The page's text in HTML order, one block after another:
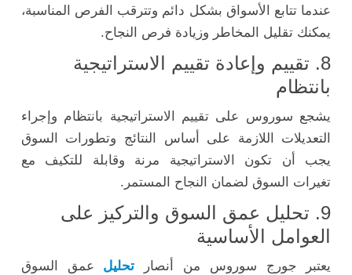
عندما تتابع الأسواق بشكل دائم وتترقب الفرص المناسبة،
يمكنك تقليل المخاطر وزيادة فرص النجاح.
8. تقييم وإعادة تقييم الاستراتيجية
بانتظام
يشجع سوروس على تقييم الاستراتيجية بانتظام وإجراء
التعديلات اللازمة على أساس النتائج وتطورات السوق
يجب أن تكون الاستراتيجية مرنة وقابلة للتكيف مع
تغيرات السوق لضمان النجاح المستمر.
9. تحليل عمق السوق والتركيز على
العوامل الأساسية
يعتبر جورج سوروس من أنصار تحليل عمق السوق